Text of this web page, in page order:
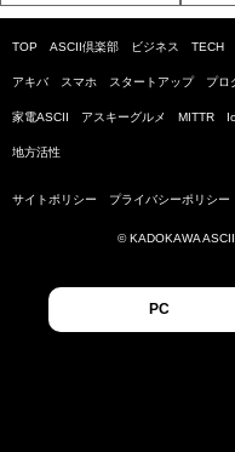
TOP ASCII倶楽部 ビジネス TECH
アキバ スマホ スタートアップ プロ
家電ASCII アスキーグルメ MITTR
地方活性
サイトポリシー プライバシーポリシー
© KADOKAWA
PC